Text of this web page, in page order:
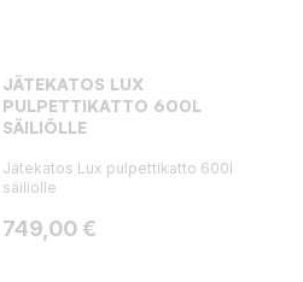
JÄTEKATOS LUX
PULPETTIKATTO 600L
SÄILIÖLLE
Jätekatos Lux pulpettikatto 600l
säiliölle
Hinta
749,00 €